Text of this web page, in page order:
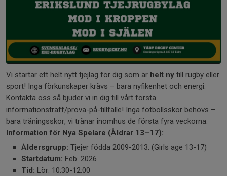
Vi startar ett helt nytt tjejlag för dig som är helt ny till rugby eller
sport! Inga förkunskaper krävs – bara nyfikenhet och energi.
Kontakta oss så bjuder vi in dig till vårt första
informationsträff/prova-på-tillfälle! Inga fotbollsskor behövs –
bara träningsskor, vi tränar inomhus de första fyra veckorna.
Information för Nya Spelare (Åldrar 13–17):
Åldersgrupp: Tjejer födda 2009-2013. (Girls age 13-17)
Startdatum: Feb. 2026
Tid: Lör. 10:30-12:00